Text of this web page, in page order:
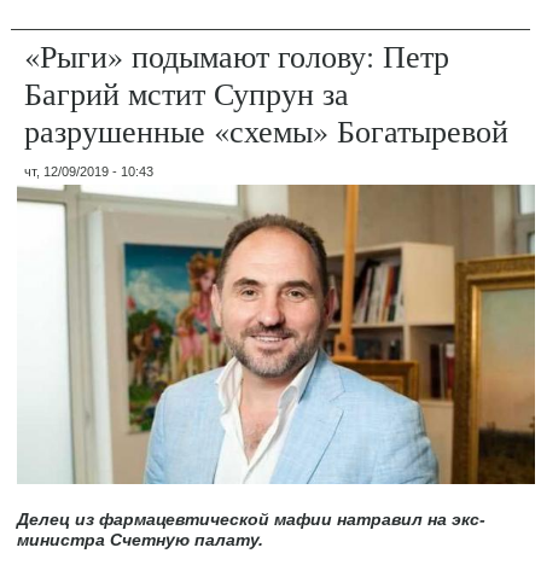
«Рыги» подымают голову: Петр
Багрий мстит Супрун за
разрушенные «схемы» Богатыревой
чт, 12/09/2019 - 10:43
Делец из фармацевтической мафии натравил на экс-
министра Счетную палату.